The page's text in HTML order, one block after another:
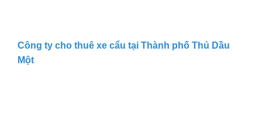
Công ty cho thuê xe cẩu tại Thành phố Thủ Dầu
Một